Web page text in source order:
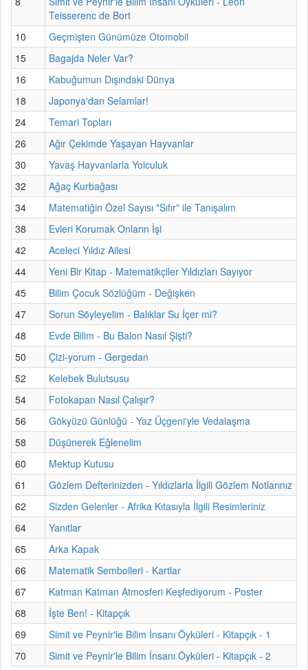
Teisserenc de Bort
10
Geçmişten Günümüze Otomobil
15
Bagajda Neler Var?
16
Kabuğumun Dışındaki Dünya
18
Japonya'dan Selamlar!
24
Temari Topları
26
Ağır Çekimde Yaşayan Hayvanlar
30
Yavaş Hayvanlarla Yolculuk
32
Ağaç Kurbağası
34
Matematiğin Özel Sayısı "Sıfır" ile Tanışalım
38
Evleri Korumak Onların İşi
42
Aceleci Yıldız Ailesi
44
Yeni Bir Kitap - Matematikçiler Yıldızları Sayıyor
45
Bilim Çocuk Sözlüğüm - Değişken
47
Sorun Söyleyelim - Balıklar Su İçer mi?
48
Evde Bilim - Bu Balon Nasıl Şişti?
50
Çizi-yorum - Gergedan
52
Kelebek Bulutsusu
54
Fotokapan Nasıl Çalışır?
56
Gökyüzü Günlüğü - Yaz Üçgeni'yle Vedalaşma
58
Düşünerek Eğlenelim
60
Mektup Kutusu
61
Gözlem Defterinizden - Yıldızlarla İlgili Gözlem Notlarınız
62
Sizden Gelenler - Afrika Kıtasıyla İlgili Resimleriniz
64
Yanıtlar
65
Arka Kapak
66
Matematik Sembolleri - Kartlar
67
Katman Katman Atmosferi Keşfediyorum - Poster
68
İşte Ben! - Kitapçık
69
Simit ve Peynir'le Bilim İnsanı Öyküleri - Kitapçık - 1
70
Simit ve Peynir'le Bilim İnsanı Öyküleri - Kitapçık - 2